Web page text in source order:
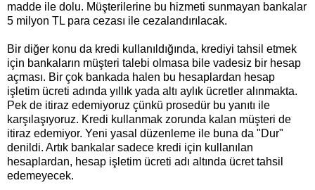
madde ile dolu. Müşterilerine bu hizmeti sunmayan bankalar
5 milyon TL para cezası ile cezalandırılacak.
Bir diğer konu da kredi kullanıldığında, krediyi tahsil etmek
için bankaların müşteri talebi olmasa bile vadesiz bir hesap
açması. Bir çok bankada halen bu hesaplardan hesap
işletim ücreti adında yıllık yada altı aylık ücretler alınmakta.
Pek de itiraz edemiyoruz çünkü prosedür bu yanıtı ile
karşılaşıyoruz. Kredi kullanmak zorunda kalan müşteri de
itiraz edemiyor. Yeni yasal düzenleme ile buna da "Dur"
denildi. Artık bankalar sadece kredi için kullanılan
hesaplardan, hesap işletim ücreti adı altında ücret tahsil
edemeyecek.